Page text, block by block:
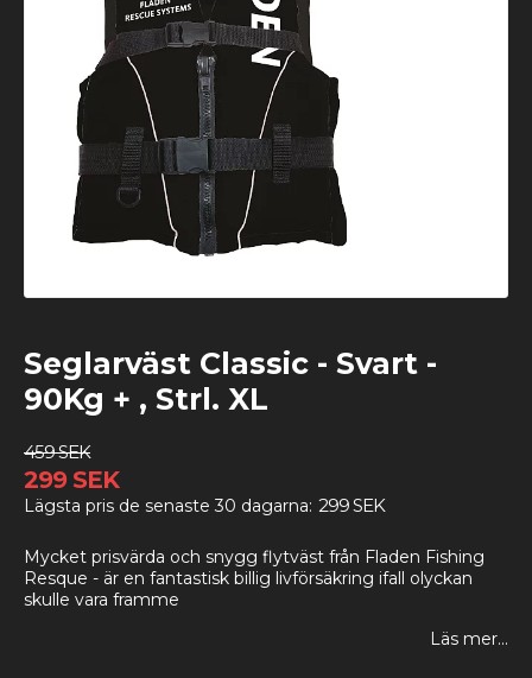
Seglarväst Classic - Svart -
90Kg + , Strl. XL
459 SEK
299 SEK
Lägsta pris de senaste 30 dagarna 299 SEK
Mycket prisvärda och snygg flytväst från Fladen Fishing
Resque - är en fantastisk billig livförsäkring ifall olyckan
skulle vara framme
Läs mer...